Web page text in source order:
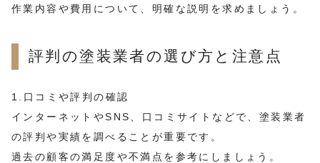
作業内容や費用について、明確な説明を求めましょう。
評判の塗装業者の選び方と注意点
1.口コミや評判の確認
インターネットやSNS、口コミサイトなどで、塗装業者
の評判や実績を調べることが重要です。
過去の顧客の満足度や不満点を参考にしましょう。